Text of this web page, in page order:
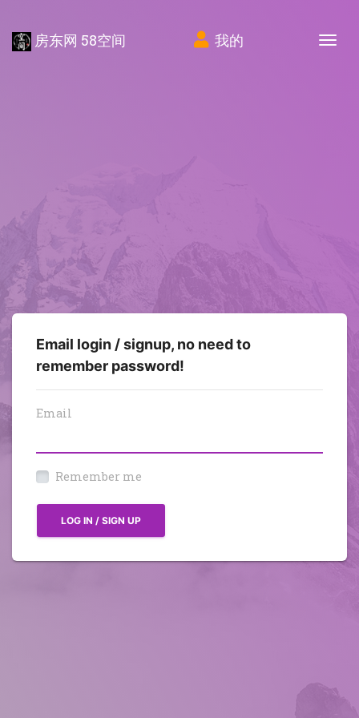
房东网 58空间 我的
Email login / signup, no need to
remember password!
Email
Remember me
LOG IN / SIGN UP